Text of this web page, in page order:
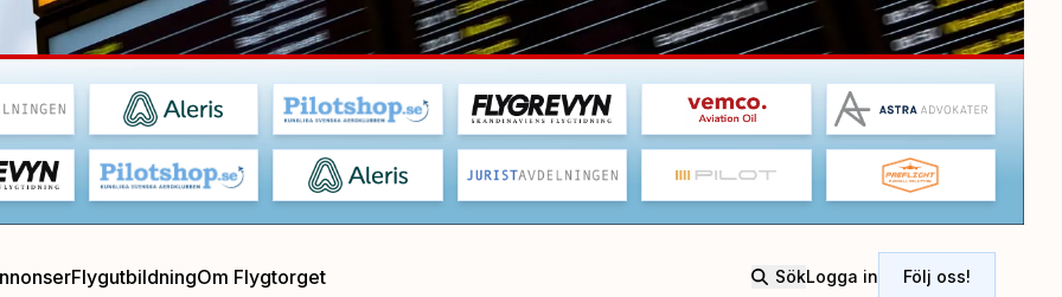
FlygutbildningOm Flygtorget SökLogga in Följ oss!